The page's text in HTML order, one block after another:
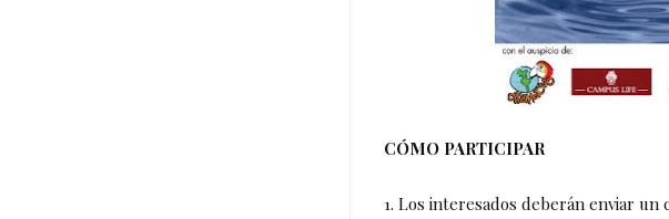
CÓMO PARTICIPAR
1. Los interesados deberán enviar